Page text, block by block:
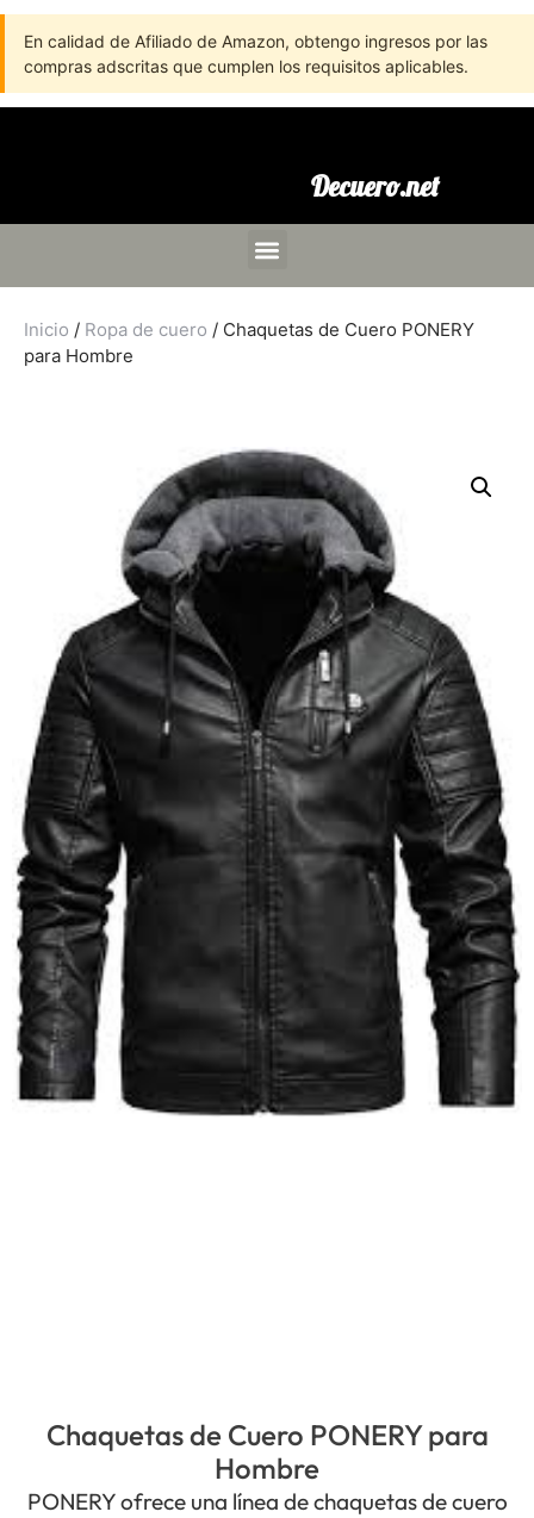
En calidad de Afiliado de Amazon, obtengo ingresos por las
compras adscritas que cumplen los requisitos aplicables.
Decuero.net
Inicio / Ropa de cuero / Chaquetas de Cuero PONERY
para Hombre
Chaquetas de Cuero PONERY para
Hombre
PONERY ofrece una línea de chaquetas de cuero